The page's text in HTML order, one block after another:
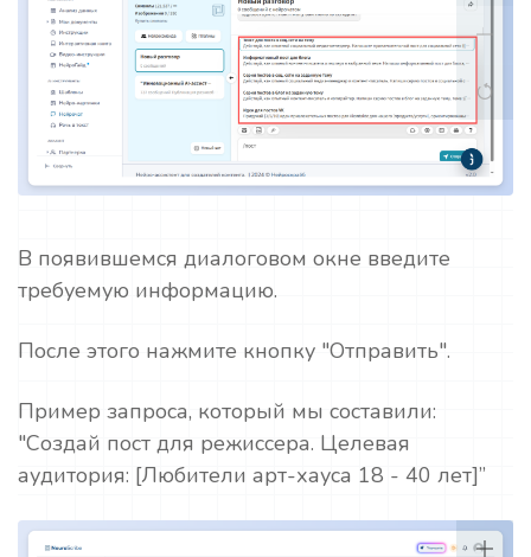
В появившемся диалоговом окне введите
требуемую информацию.
После этого нажмите кнопку "Отправить".
Пример запроса, который мы составили:
"Создай пост для режиссера. Целевая
аудитория: [Любители арт-хауса 18 - 40 лет]”